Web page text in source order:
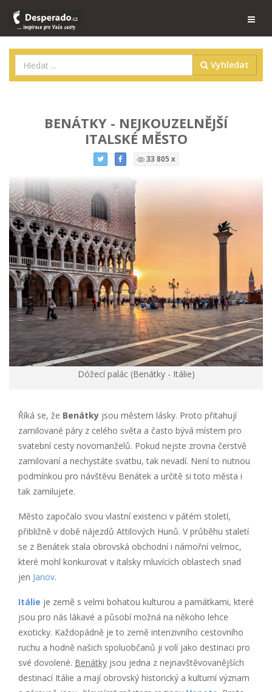
Vyhledat
BENÁTKY - NEJKOUZELNĚJŠÍ
ITALSKÉ MĚSTO
33 805 x
Dóžecí palác (Benátky - Itálie)
Říká se, že Benátky jsou městem lásky. Proto přitahují
zamilované páry z celého světa a často bývá místem pro
svatební cesty novomanželů. Pokud nejste zrovna čerstvě
zamilovaní a nechystáte svatbu, tak nevadí. Není to nutnou
podmínkou pro návštěvu Benátek a určitě si toto města i
tak zamilujete.
Město započalo svou vlastní existenci v pátém století,
přibližně v době nájezdů Attilových Hunů. V průběhu staletí
se z Benátek stala obrovská obchodní i námořní velmoc,
které mohl konkurovat v italsky mluvících oblastech snad
jen Janov.
Itálie je země s velmi bohatou kulturou a památkami, které
jsou pro nás lákavé a působí možná na někoho lehce
exoticky. Každopádně je to země intenzivního cestovního
ruchu a hodně našich spoluobčanů ji volí jako destinaci pro
své dovolené. Benátky jsou jedna z nejnavštěvovanějších
destinací Itálie a mají obrovský historický a kulturní význam